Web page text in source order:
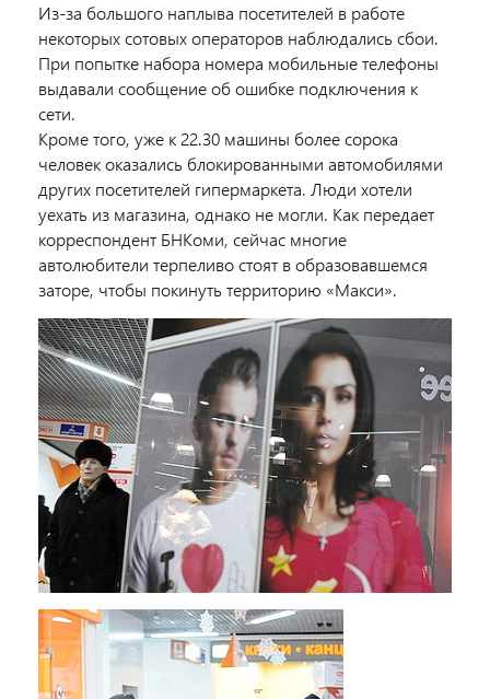
Из-за большого наплыва посетителей в работе
некоторых сотовых операторов наблюдались сбои.
При попытке набора номера мобильные телефоны
выдавали сообщение об ошибке подключения к
сети.
Кроме того, уже к 22.30 машины более сорока
человек оказались блокированными автомобилями
других посетителей гипермаркета. Люди хотели
уехать из магазина, однако не могли. Как передает
корреспондент БНКоми, сейчас многие
автолюбители терпеливо стоят в образовавшемся
заторе, чтобы покинуть территорию «Макси».